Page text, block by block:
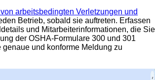
arbeitsbedingten Verletzungen und
Betrieb, sobald sie auftreten. Erfassen
und Mitarbeiterinformationen, die Sie
der OSHA-Formulare 300 und 301
genaue und konforme Meldung zu